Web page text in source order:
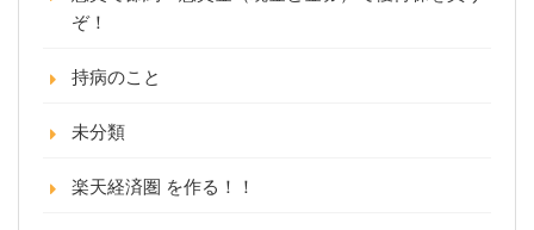
ぞ！
持病のこと
未分類
楽天経済圏 を作る！！